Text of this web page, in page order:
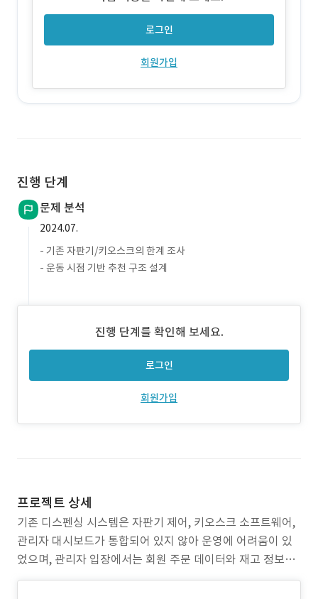
로그인
회원가입
진행 단계
문제 분석
2024.07.
- 기존 자판기/키오스크의 한계 조사
- 운동 시점 기반 추천 구조 설계
진행 단계를 확인해 보세요.
로그인
회원가입
프로젝트 상세
기존 디스펜싱 시스템은 자판기 제어, 키오스크 소프트웨어,
관리자 대시보드가 통합되어 있지 않아 운영에 어려움이 있
었으며, 관리자 입장에서는 회원 주문 데이터와 재고 정보가
실시간으로 연동되지 않아 효율적인 운영과 데이터 기반 관